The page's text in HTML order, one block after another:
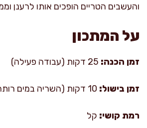
והעשבים הטריים הופכים אותו לרענן
על המתכון
זמן הכנה:
זמן בישול:
רמת קושי: קל